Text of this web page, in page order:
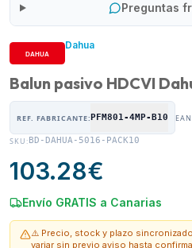
Preguntas
Dahua
Balun pasivo HDCVI
REF. FABRICANTE:PFM801-4MP-B10
SKU:BD-DAHUA-5016-PACK10
103.28€
Envío GRATIS a Canarias
⚠️ Precio, stock y plazo
variar sin previo aviso hasta